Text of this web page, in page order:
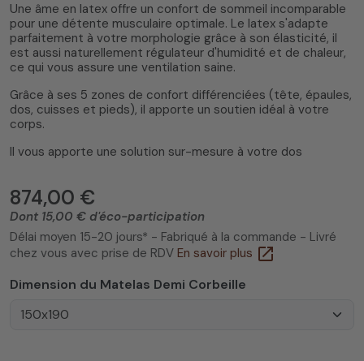
Une âme en latex offre un confort de sommeil incomparable
pour une détente musculaire optimale. Le latex s'adapte
parfaitement à votre morphologie grâce à son élasticité, il
est aussi naturellement régulateur d'humidité et de chaleur,
ce qui vous assure une ventilation saine.
Grâce à ses 5 zones de confort différenciées (tête, épaules,
dos, cuisses et pieds), il apporte un soutien idéal à votre
corps.
Il vous apporte une solution sur-mesure à votre dos
874,00 €
Dont 15,00 € d'éco-participation
Délai moyen 15-20 jours* - Fabriqué à la commande - Livré
chez vous avec prise de RDV En savoir plus open_in_new
Dimension du Matelas Demi Corbeille